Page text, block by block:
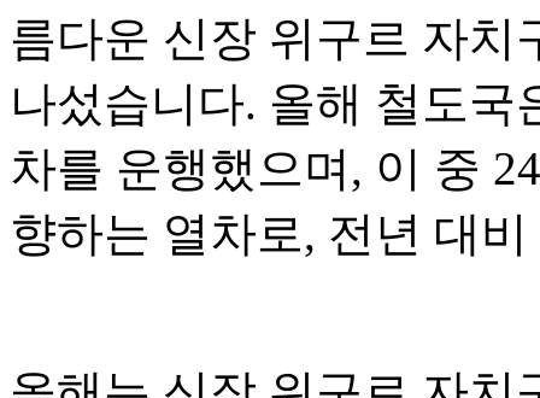
름다운 신장 위구르 자치
나섰습니다. 올해 철도국
차를 운행했으며, 이 중
향하는 열차로, 전년 대